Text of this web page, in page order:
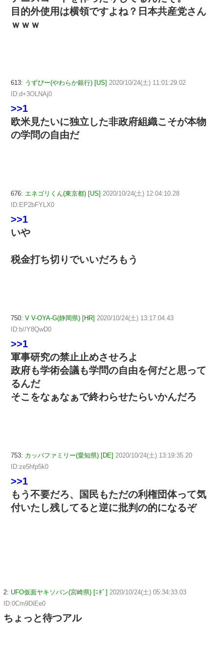
目的外使用は横領ですよね？日本共産党さん
ｗｗｗ
613: うずぴー(やわらか銀行) [US] 2020/10/24(土) 11:01:29.02
ID:d+3OLNAj0
>>1
欧米見たいに独立した非政府組織こそが本物
の学問の自由だ
676: エネゴリくん(東京都) [US] 2020/10/24(土) 12:04:10.28
ID:EP2bFYLX0
>>1
いや
税金打ち切りでいいだろもう
750: V V-OYA-G(静岡県) [HR] 2020/10/24(土) 13:17:04.43
ID:b//Y8QwD0
>>1
軍事研究の禁止止めさせろよ
政府も学術会議も学問の自由を何だと思って
るんだ
そこをなぁなぁで終わらせたらいかんだろ
753: カッパファミリー(愛知県) [DE] 2020/10/24(土) 13:19:35.20
ID:ze5hfp5k0
>>1
もう不要だろ、国民もただの利権団体って気
付いたし残してると逆に批判の的になるぞ
2: UFO仮面ヤキソバン(宮崎県) [ﾆﾀﾞ] 2020/10/24(土) 05:34:33.03
ID:0Cm9DiEe0
ちょっと待つアル